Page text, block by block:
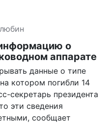
о
аппарате
данные о типе
котором погибли 14
секретарь президента
эти сведения
сообщает